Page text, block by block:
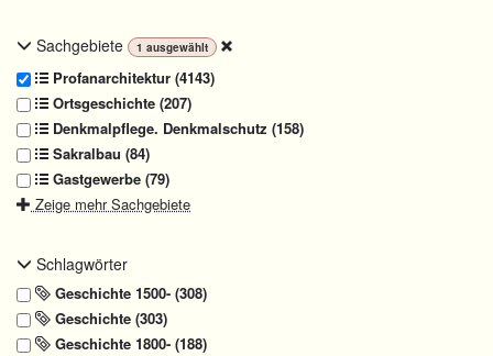
Sachgebiete 1 ausgewählt
Profanarchitektur (4143)
Ortsgeschichte (207)
Denkmalpflege. Denkmalschutz (158)
Sakralbau (84)
Gastgewerbe (79)
Zeige mehr Sachgebiete
Schlagwörter
Geschichte 1500- (308)
Geschichte (303)
Geschichte 1800- (188)